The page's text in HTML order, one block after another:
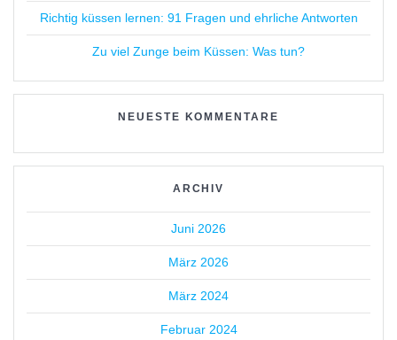
Richtig küssen lernen: 91 Fragen und ehrliche Antworten
Zu viel Zunge beim Küssen: Was tun?
NEUESTE KOMMENTARE
ARCHIV
Juni 2026
März 2026
März 2024
Februar 2024